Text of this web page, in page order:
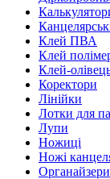
Клей ПВА
Клей
Клей-
Коректори
Лінійки
Лотки для
Лупи
Ножиці
Ножі
Органайзери